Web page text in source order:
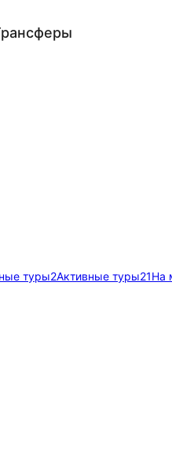
туры2Активные туры21На